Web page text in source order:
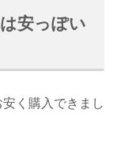
安っぽい
く購入できまし